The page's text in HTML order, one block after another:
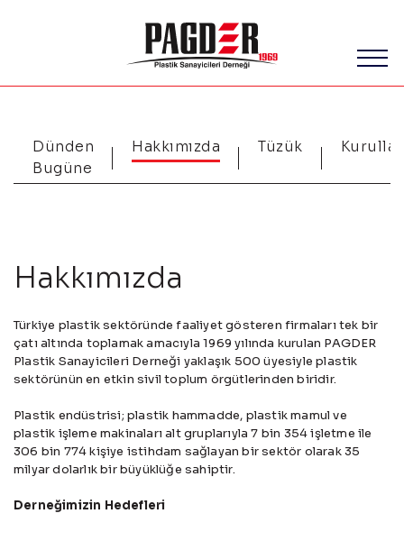
Dünden
Bugüne
Hakkımızda Tüzük Kurullar
Hakkımızda
Türkiye plastik sektöründe faaliyet gösteren firmaları tek bir
çatı altında toplamak amacıyla 1969 yılında kurulan PAGDER
Plastik Sanayicileri Derneği yaklaşık 500 üyesiyle plastik
sektörünün en etkin sivil toplum örgütlerinden biridir.
Plastik endüstrisi; plastik hammadde, plastik mamul ve
plastik işleme makinaları alt gruplarıyla 7 bin 354 işletme ile
306 bin 774 kişiye istihdam sağlayan bir sektör olarak 35
milyar dolarlık bir büyüklüğe sahiptir.
Derneğimizin Hedefleri